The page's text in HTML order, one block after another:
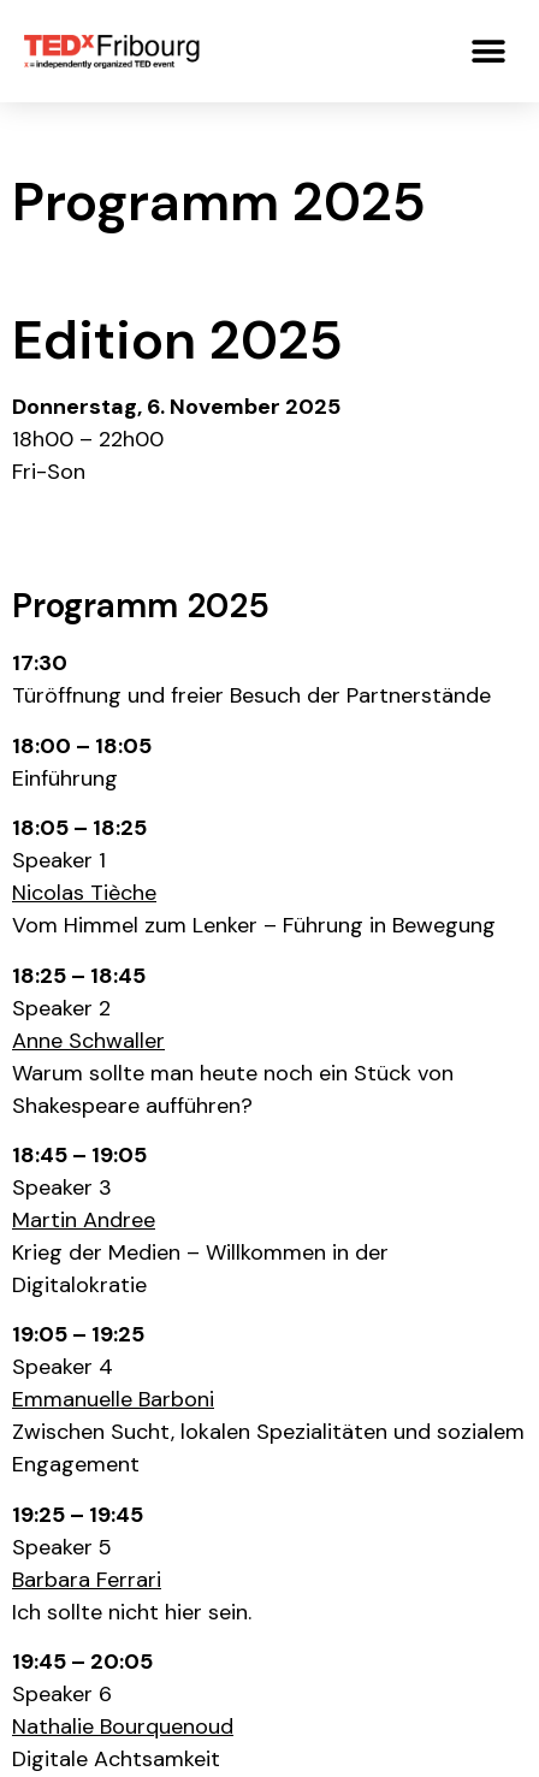
Programm 2025
Edition 2025
Donnerstag, 6. November 2025
18h00 – 22h00
Fri-Son
Programm 2025
17:30
Türöffnung und freier Besuch der Partnerstände
18:00 – 18:05
Einführung
18:05 – 18:25
Speaker 1
Nicolas Tièche
Vom Himmel zum Lenker – Führung in Bewegung
18:25 – 18:45
Speaker 2
Anne Schwaller
Warum sollte man heute noch ein Stück von
Shakespeare aufführen?
18:45 – 19:05
Speaker 3
Martin Andree
Krieg der Medien – Willkommen in der
Digitalokratie
19:05 – 19:25
Speaker 4
Emmanuelle Barboni
Zwischen Sucht, lokalen Spezialitäten und sozialem
Engagement
19:25 – 19:45
Speaker 5
Barbara Ferrari
Ich sollte nicht hier sein.
19:45 – 20:05
Speaker 6
Nathalie Bourquenoud
Digitale Achtsamkeit